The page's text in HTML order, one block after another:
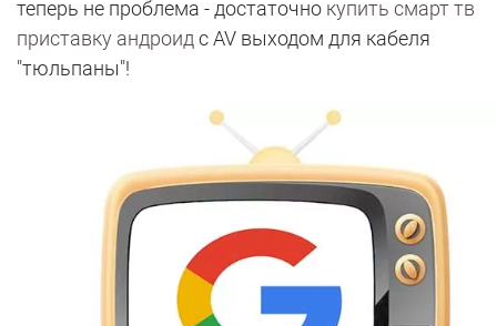
теперь не проблема - достаточно купить смарт тв
приставку андроид с AV выходом для кабеля
"тюльпаны"!